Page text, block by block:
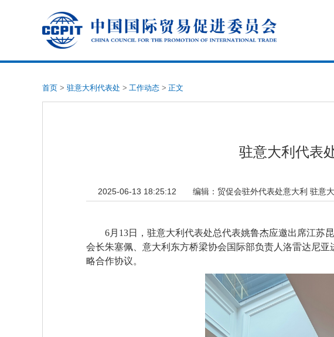
首页 > 驻意大利代表处 > 工作动态 > 正文
驻意大利代表
2025-06-13 18:25:12 编辑： 贸促会驻外代表处意大利 驻意
6月13日，驻意大利代表处总代表姚鲁杰应邀出席江苏
会长朱塞佩、意大利东方桥梁协会国际部负责人洛雷达尼
略合作协议。